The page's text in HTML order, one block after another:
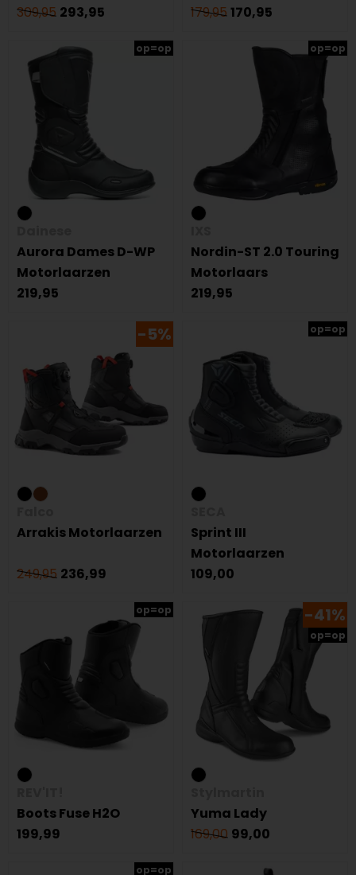
309,95 293,95
179,95 170,95
op=op
Aurora Dames D-WP
Motorlaarzen
219,95
op=op
Nordin-ST 2.0 Touring
Motorlaars
219,95
-5%
Arrakis Motorlaarzen
249,95 236,99
op=op
Sprint III
Motorlaarzen
109,00
op=op
Boots Fuse H2O
199,99
-41%
op=op
Yuma Lady
169,00 99,00
op=op